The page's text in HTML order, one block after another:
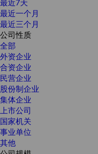
最近7天
最近一个月
最近三个月
公司性质
全部
外资企业
合资企业
民营企业
股份制企业
集体企业
上市公司
国家机关
事业单位
其他